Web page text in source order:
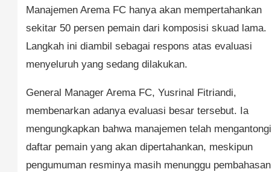
Manajemen Arema FC hanya akan mempertahankan
sekitar 50 persen pemain dari komposisi skuad lama.
Langkah ini diambil sebagai respons atas evaluasi
menyeluruh yang sedang dilakukan.
General Manager Arema FC, Yusrinal Fitriandi,
membenarkan adanya evaluasi besar tersebut. Ia
mengungkapkan bahwa manajemen telah mengantongi
daftar pemain yang akan dipertahankan, meskipun
pengumuman resminya masih menunggu pembahasan